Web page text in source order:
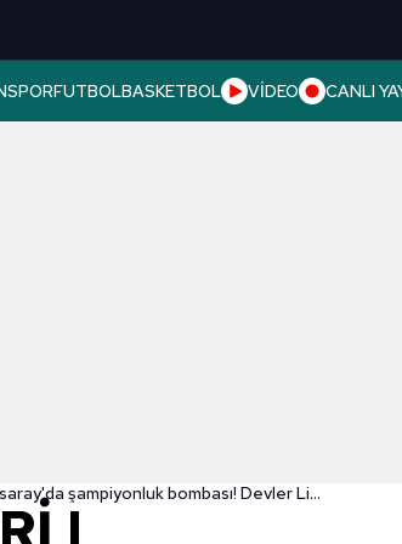
FUTBOLBASKETBOL VİDEO CANLI
TRANSFER HABERİ | Galatasaray'da şampiyonluk bombası! Devler Ligi için dünya yıldızı geliyor
|